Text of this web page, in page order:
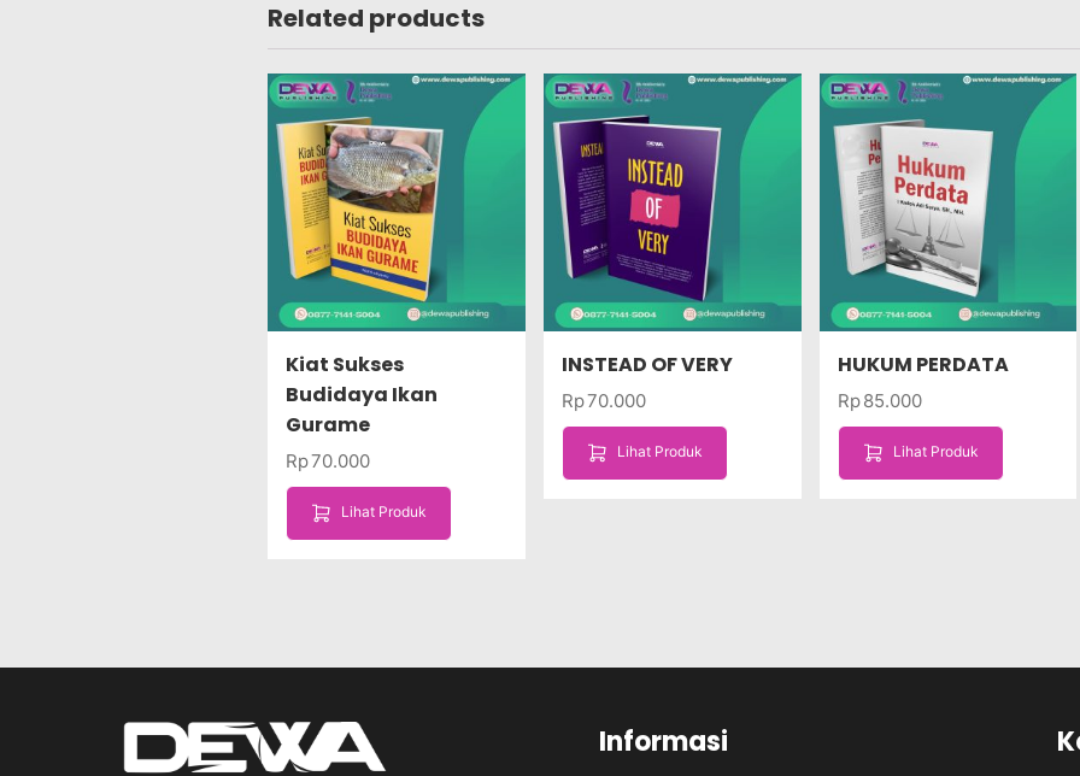
Related products
Kiat Sukses
Budidaya Ikan
Gurame
Rp70.000
Lihat Produk
INSTEAD OF VERY
Rp70.000
Lihat Produk
HUKUM PERDATA
Rp85.000
Lihat Produk
Informasi